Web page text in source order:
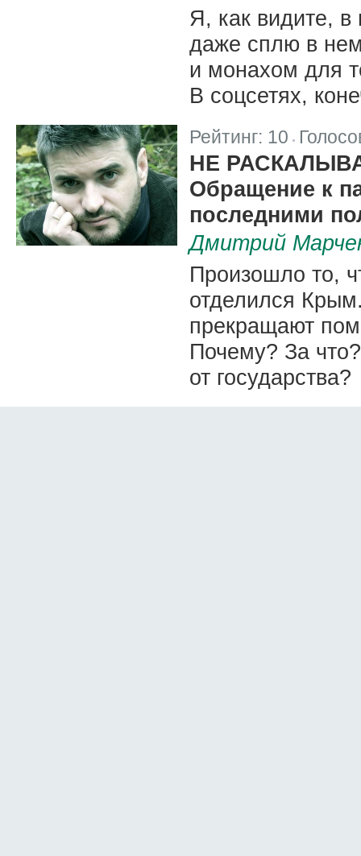
Я, как видите,
даже сплю в
и монахом для
В соцсетях,
Рейтинг: 10 |
НЕ
Обращение к
последними
Дмитрий
Произошло то,
отделился
прекращают
Почему? За
от государства?